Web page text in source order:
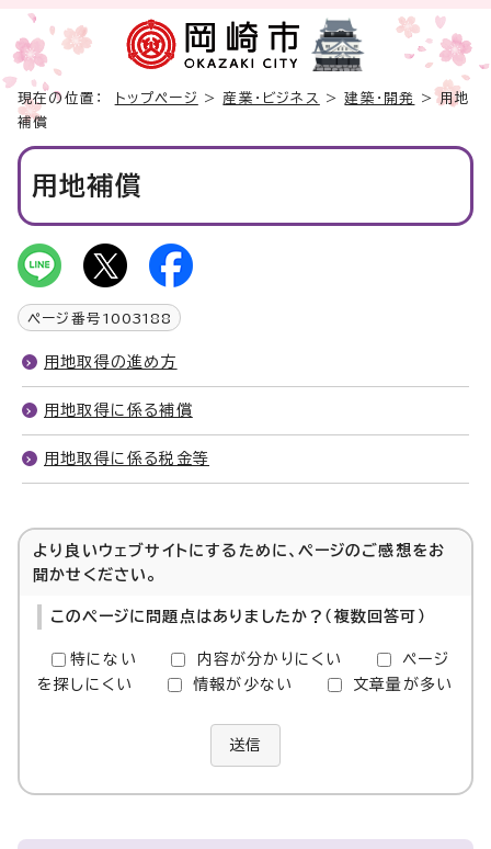
現在の位置： トップページ > 産業・ビジネス >建築・開発
> 用地
補償
用地補償
ページ番号 1003188
用地取得の進め方
用地取得に係る補償
用地取得に係る税金等
より良いウェブサイトにするために、ページのご感想をお
聞かせください。
このページに問題点はありましたか？（複数回答可）
特にない 内容が分かりにくい
ページ
を探しにくい
情報が少ない 文章量が多い
送信